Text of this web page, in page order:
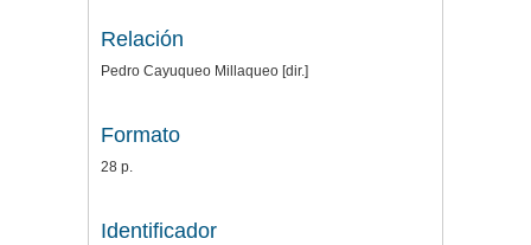
Relación
Pedro Cayuqueo Millaqueo [dir.]
Formato
28 p.
Identificador